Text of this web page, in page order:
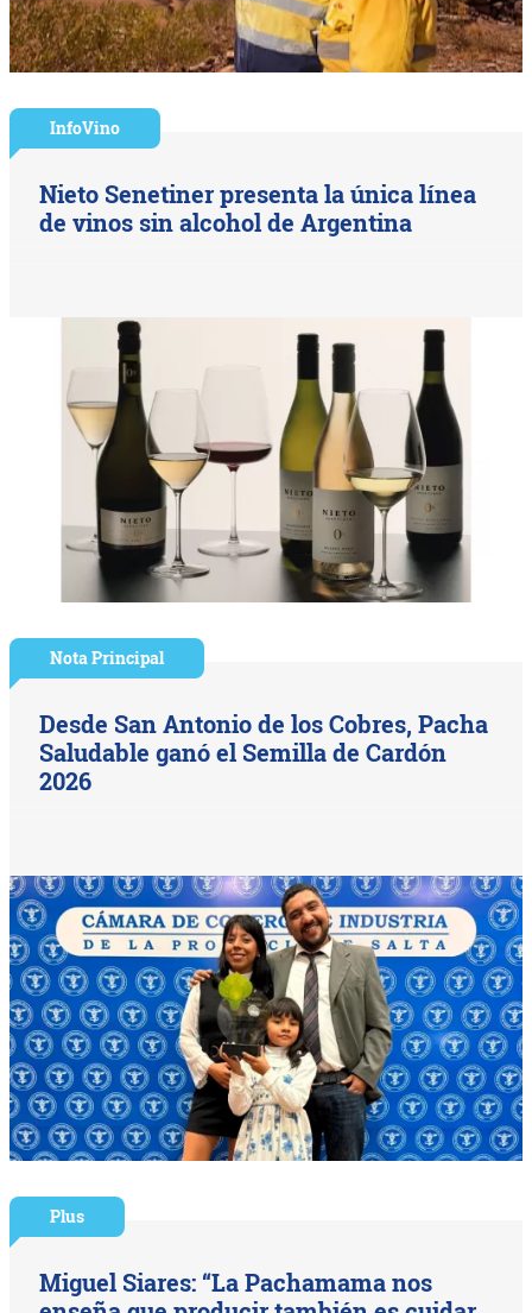
InfoVino
Nieto Senetiner presenta la única línea
de vinos sin alcohol de Argentina
Nota Principal
Desde San Antonio de los Cobres, Pacha
Saludable ganó el Semilla de Cardón
2026
Plus
Miguel Siares: “La Pachamama nos